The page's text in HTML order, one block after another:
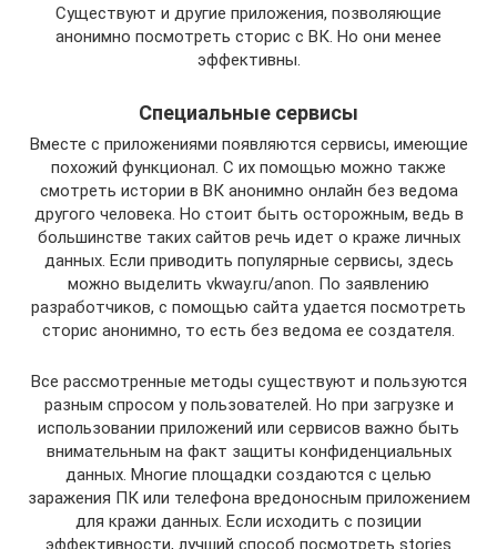
Существуют и другие приложения, позволяющие
анонимно посмотреть сторис с ВК. Но они менее
эффективны.
Специальные сервисы
Вместе с приложениями появляются сервисы, имеющие
похожий функционал. С их помощью можно также
смотреть истории в ВК анонимно онлайн без ведома
другого человека. Но стоит быть осторожным, ведь в
большинстве таких сайтов речь идет о краже личных
данных. Если приводить популярные сервисы, здесь
можно выделить vkway.ru/anon. По заявлению
разработчиков, с помощью сайта удается посмотреть
сторис анонимно, то есть без ведома ее создателя.
Все рассмотренные методы существуют и пользуются
разным спросом у пользователей. Но при загрузке и
использовании приложений или сервисов важно быть
внимательным на факт защиты конфиденциальных
данных. Многие площадки создаются с целью
заражения ПК или телефона вредоносным приложением
для кражи данных. Если исходить с позиции
эффективности, лучший способ посмотреть stories